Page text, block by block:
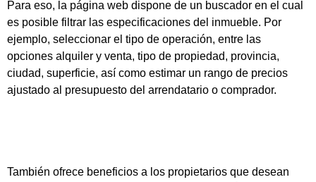
Para eso, la página web dispone de un buscador en el cual
es posible filtrar las especificaciones del inmueble. Por
ejemplo, seleccionar el tipo de operación, entre las
opciones alquiler y venta, tipo de propiedad, provincia,
ciudad, superficie, así como estimar un rango de precios
ajustado al presupuesto del arrendatario o comprador.
También ofrece beneficios a los propietarios que desean